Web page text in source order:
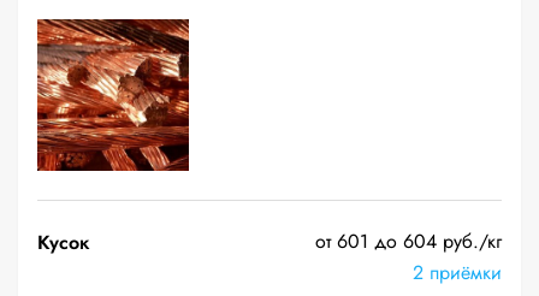
Кусок
от 601 до 604 руб./кг
2 приёмки